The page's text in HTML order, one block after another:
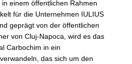
einem öffentlichen Rahmen
für die Unternehmen IULIUS
geprägt von der öffentlichen
von Cluj-Napoca, wird es das
Carbochim in ein
das sich um den